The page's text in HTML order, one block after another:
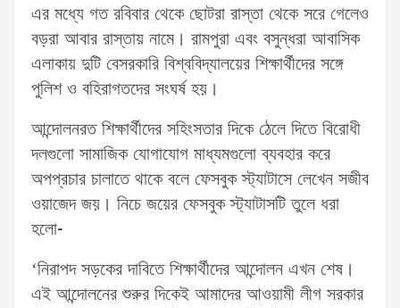
এর মধ্যে গত রবিবার থেকে ছোটরা রাস্তা থেকে সরে গেলেও
বড়রা আবার রাস্তায় নামে। রামপুরা এবং বসুন্ধরা আবাসিক
এলাকায় দুটি বেসরকারি বিশ্ববিদ্যালয়ের শিক্ষার্থীদের সঙ্গে
পুলিশ ও বহিরাগতদের সংঘর্ষ হয়।
আন্দোলনরত শিক্ষার্থীদের সহিংসতার দিকে ঠেলে দিতে বিরোধী
দলগুলো সামাজিক যোগাযোগ মাধ্যমগুলো ব্যবহার করে
অপপ্রচার চালাতে থাকে বলে ফেসবুক স্ট্যাটাসে লেখেন সজীব
ওয়াজেদ জয়। নিচে জয়ের ফেসবুক স্ট্যাটাসটি তুলে ধরা
হলো-
‘নিরাপদ সড়কের দাবিতে শিক্ষার্থীদের আন্দোলন এখন শেষ।
এই আন্দোলনের শুরুর দিকেই আমাদের আওয়ামী লীগ সরকার